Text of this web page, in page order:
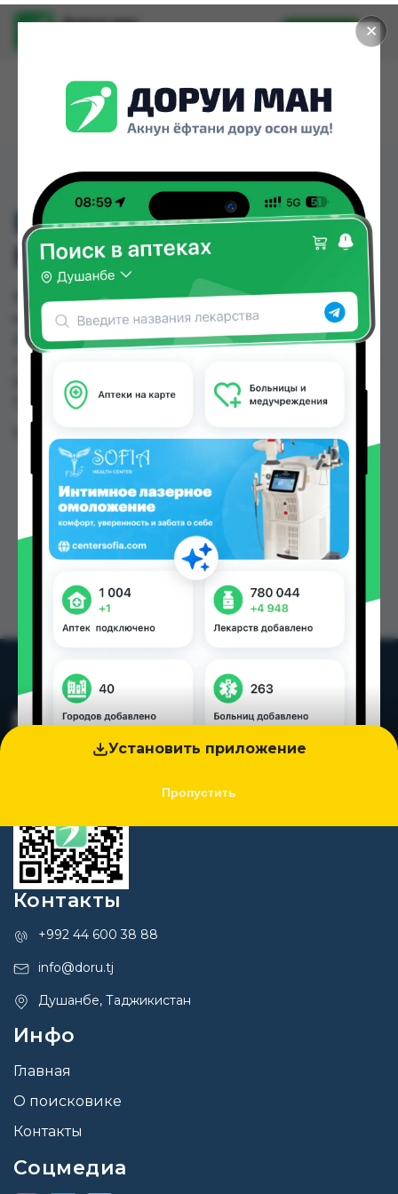
✕
Установить приложение
Пропустить
Доруи ман
Установить
ВОЛЬТАРЕН ТБ 50МГ
№20 ШВЕЦАРИЯ
ВОЛЬТАРЕН ТБ 50МГ №20 ШВЕЦАРИЯ можно
купить или заказать в аптеках, Абубакри Карим,
Авиценна, АЗИЗ ВАКО , Алишер-К, Амирӣ, Аптека
54.05 TJS в Душанбе и других городах
Таджикистана
Контакты
+992 44 600 38 88
info@doru.tj
Душанбе, Таджикистан
Инфо
Главная
О поисковике
Контакты
Соцмедиа